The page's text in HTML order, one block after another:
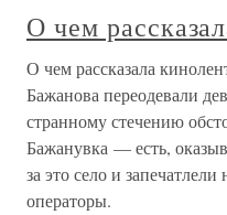
О чем
О чем рассказала
Бажанова переодевали
странному стечению
Бажанувка — есть,
за это село и
операторы.